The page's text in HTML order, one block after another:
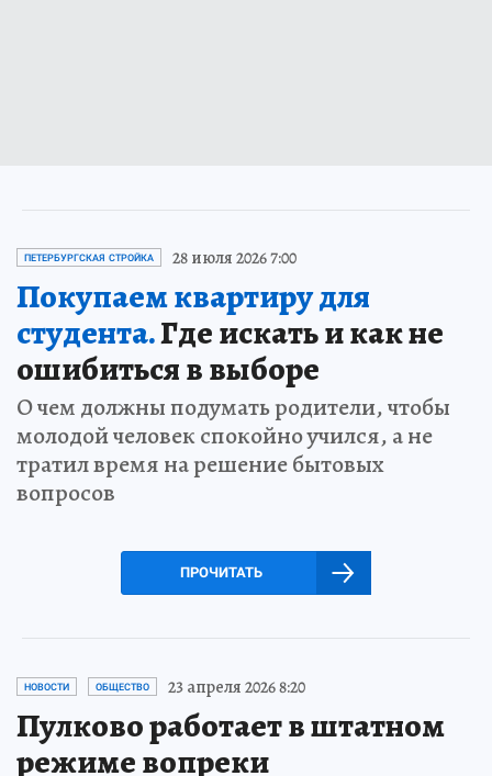
ПЕТЕРБУРГСКАЯ СТРОЙКА 28 июля 2026 7:00
Покупаем квартиру для
студента.Где искать и как не
ошибиться в выборе
О чем должны подумать родители, чтобы
молодой человек спокойно учился, а не
тратил время на решение бытовых
вопросов
ПРОЧИТАТЬ
НОВОСТИ ОБЩЕСТВО 23 апреля 2026 8:20
Пулково работает в штатном
режиме вопреки